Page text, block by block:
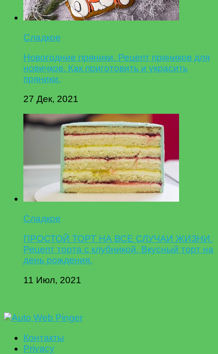
Сладкое
Новогодние пряники. Рецепт пряников для
новичков. Как приготовить и украсить
пряники.
27 Дек, 2021
Сладкое
ПРОСТОЙ ТОРТ НА ВСЕ СЛУЧАИ ЖИЗНИ.
Рецепт торта с клубникой. Вкусный торт на
день рождения.
11 Июл, 2021
Контакты
Privacy